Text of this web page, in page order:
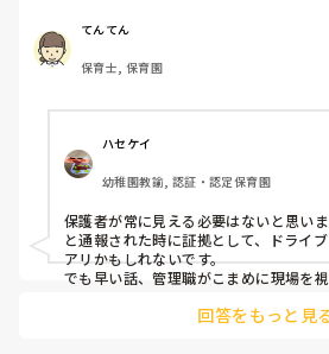
ているようで気持ちがもやもやします。
別にやましいことをしている訳では無
で保育士続けられる自信ありません。
てんてん
保育士, 保育園
ハセケイ
幼稚園教諭, 認証・認定保育園
保護者が常に見える必要はないと思い
と通報された時に証拠として、ドライ
アリかもしれないです。
でも早い話、管理職がこまめに現場を
制ができていればカメラなんて必要な
回答をもっと見